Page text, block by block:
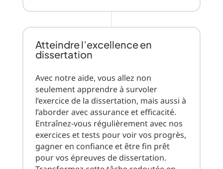
Atteindre l’excellence en
dissertation
Avec notre aide, vous allez non
seulement apprendre à survoler
l’exercice de la dissertation, mais aussi à
l’aborder avec assurance et efficacité.
Entraînez-vous régulièrement avec nos
exercices et tests pour voir vos progrès,
gagner en confiance et être fin prêt
pour vos épreuves de dissertation.